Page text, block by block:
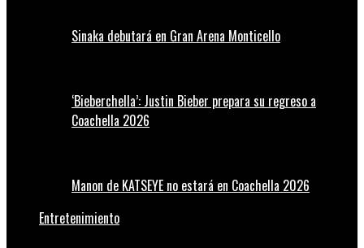
Sinaka debutará en Gran Arena Monticello
‘Bieberchella’: Justin Bieber prepara su regreso a
Coachella 2026
Manon de KATSEYE no estará en Coachella 2026
Entretenimiento